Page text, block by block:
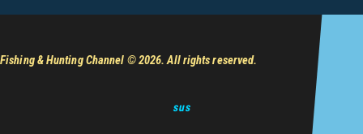
Fishing & Hunting Channel © 2026. All rights reserved.
sus